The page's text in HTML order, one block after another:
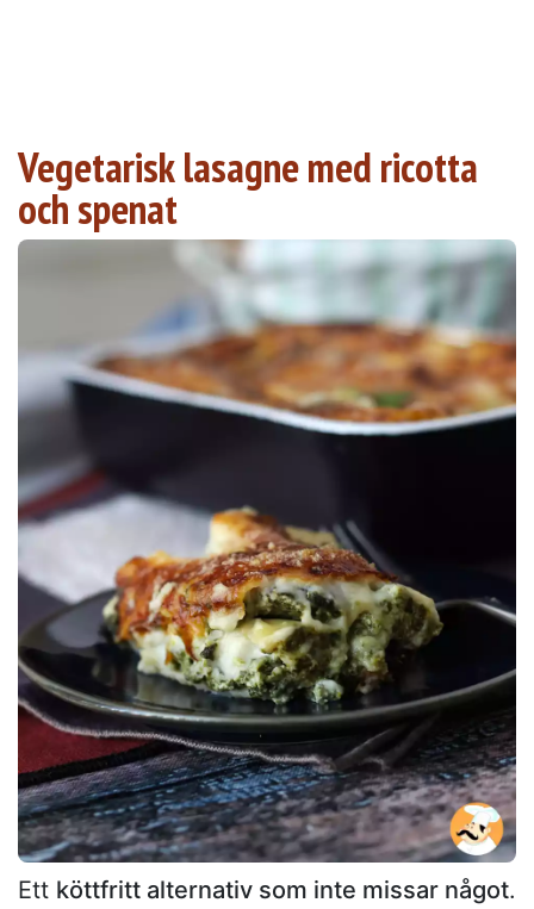
Vegetarisk lasagne med ricotta
och spenat
Ett köttfritt alternativ som inte missar något.